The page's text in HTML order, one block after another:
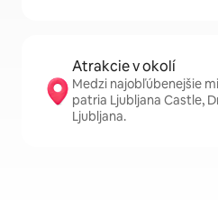
Atrakcie v okolí
Medzi najobľúbenejšie
patria Ljubljana Castle,
Ljubljana.